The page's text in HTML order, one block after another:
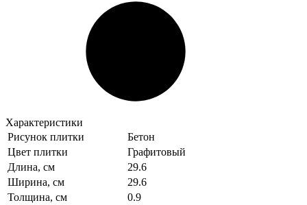
Характеристики
Рисунок плитки
Бетон
Цвет плитки
Графитовый
Длина, см
29.6
Ширина, см
29.6
Толщина, см
0.9